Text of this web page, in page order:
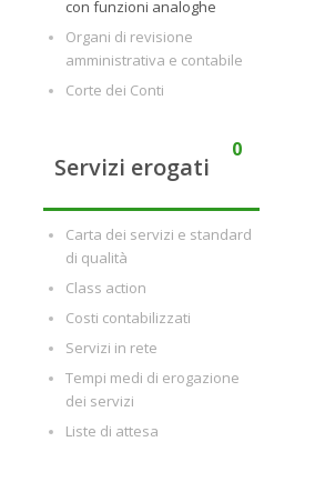
con funzioni analoghe
Organi di revisione
amministrativa e contabile
Corte dei Conti
0
Servizi erogati
Carta dei servizi e standard
di qualità
Class action
Costi contabilizzati
Servizi in rete
Tempi medi di erogazione
dei servizi
Liste di attesa